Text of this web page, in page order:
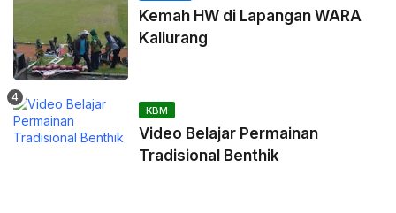
Kemah HW di Lapangan WARA
Kaliurang
KBM
Video Belajar Permainan
Tradisional Benthik